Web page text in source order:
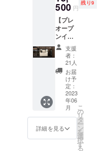
千利休
の言葉
が刻ま
れたロ
ゴデザ
インに
なって
おりま
す。 そ
してお
茶染め
は、茶
立玄山
手でも
せてい
ただ
チケッ
トの有
効期限
は2023
年12月
末日ま
で ※リ
ターン
商品の
保存方
法 [直
射日
光・高
温多湿
冷暗所
にて保
存] 賞味
方法
[直射日
光・高
温多湿
を避け
冷暗所
にて保
存] 賞味
期限
[2024.6
] 「原材
料及び
添加物
等の食
品表示
はお届
り)×1 ・
オリジ
ナル
新茶水
出し茶
(和紅茶
ティー
バッグ
5g×10
包入
り)×1 ・
オリジ
ナル
お茶手
拭い×1
・
500 円
残り9
【プレ
オープ
ンイベ
ントへ
のご招
待！！
】 ・プ
レオー
プンイ
ベント
招待×1
・2023
年度産
新茶
(20g)の
お返し
支援
者：
21人
お届
け予
定：
2023
年06
月
詳細を見る
こ
の
リ
タ
ー
ン
を
選
択
す
る